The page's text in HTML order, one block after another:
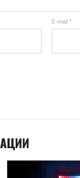
E-mail *